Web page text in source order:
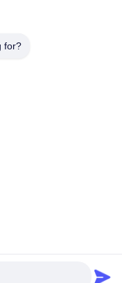
850-940nm 100m
for?